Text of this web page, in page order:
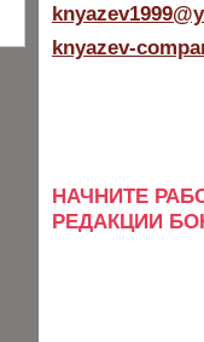
knyazev-
НАЧНИТЕ
РЕДАКЦИИ